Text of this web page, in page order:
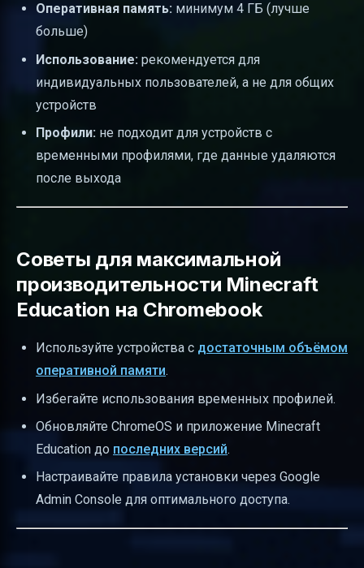
Оперативная память: минимум 4 ГБ (лучше
больше)
Использование: рекомендуется для
индивидуальных пользователей, а не для общих
устройств
Профили: не подходит для устройств с
временными профилями, где данные удаляются
после выхода
Советы для максимальной
производительности Minecraft
Education на Chromebook
Используйте устройства с достаточным объёмом
оперативной памяти.
Избегайте использования временных профилей.
Обновляйте ChromeOS и приложение Minecraft
Education до последних версий.
Настраивайте правила установки через Google
Admin Console для оптимального доступа.